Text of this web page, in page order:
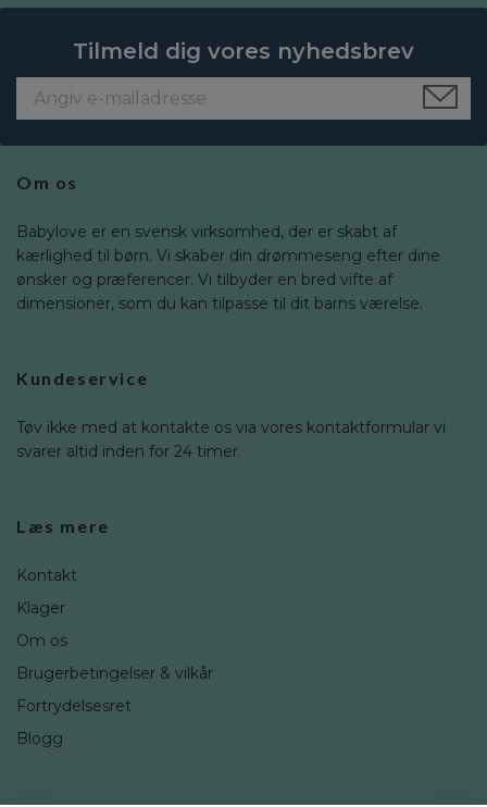
Tilmeld dig vores nyhedsbrev
Om os
Babylove er en svensk virksomhed, der er skabt af
kærlighed til børn. Vi skaber din drømmeseng efter dine
ønsker og præferencer. Vi tilbyder en bred vifte af
dimensioner, som du kan tilpasse til dit barns værelse.
Kundeservice
Tøv ikke med at kontakte os via vores kontaktformular vi
svarer altid inden for 24 timer.
Læs mere
Kontakt
Klager
Om os
Brugerbetingelser & vilkår
Fortrydelsesret
Blogg